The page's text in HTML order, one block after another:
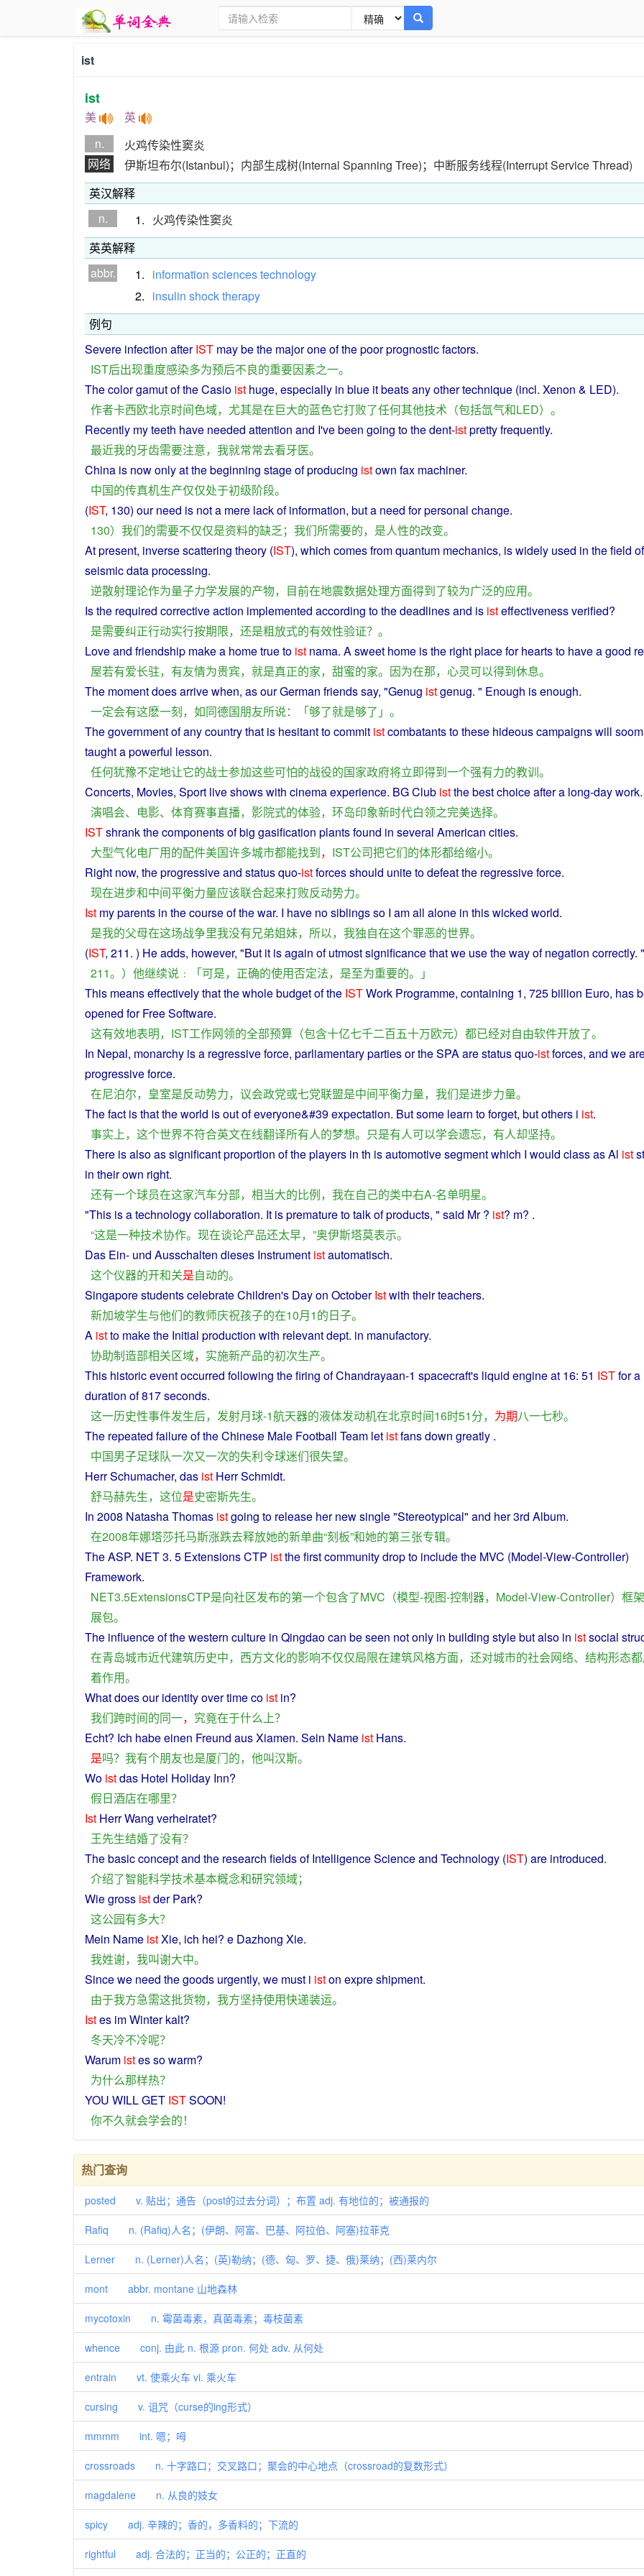
ist
ist
美 英
n.
火鸡传染性窦炎
网络
伊斯坦布尔(Istanbul)；内部生成树(Internal Spanning Tree)；中断服务线程(Interrupt Service Thread)
英汉解释
n.
1. 火鸡传染性窦炎
英英解释
abbr.
1. information sciencestechnology
2. insulin shocktherapy
例句
Severe infection after IST maybethe majoroneof thepoorprognosticfactors.
IST后出现重度感染多为预后不良的重要因素之一。
ThecolorgamutoftheCasio ist huge, especially in blue itbeatsanyothertechnique (incl. Xenon & LED).
作者卡西欧北京时间色域， 尤其是在巨大的蓝色它打败了任何其他技术 （包括氙气和LED）。
Recently myteeth have needed attention and I've been going tothedent-istprettyfrequently.
最近我的牙齿需要注意， 我就常常去看牙医。
China is nowonlyatthebeginning stageofproducing istown fax machiner.
中国的传真机生产仅仅处于初级阶段。
(IST, 130) our need is not a mere lackofinformation, but a need forpersonal change.
130） 我们的需要不仅仅是资料的缺乏； 我们所需要的， 是人性的改变。
Atpresent, inversescattering theory (IST), which comes from quantum mechanics, iswidely used in thefield of
seismicdata processing.
逆散射理论作为量子力学发展的产物， 目前在地震数据处理方面得到了较为广泛的应用。
Isthe required correctiveaction implemented according to thedeadlinesand is isteffectivenessverified?
是需要纠正行动实行按期限， 还是粗放式的有效性验证？。
Loveand friendship makea hometrueto ist nama. Asweet home isthe right placefor heartsto haveagood
屋若有爱长驻， 有友情为贵宾， 就是真正的家， 甜蜜的家。 因为在那， 心灵可以得到休息。
The momentdoes arrive when, asourGerman friendssay, "Genug istgenug. " Enough isenough.
一定会有这麽一刻， 如同德国朋友所说：「够了就是够了 」。
Thegovernmentofanycountrythat is hesitanttocommit istcombatantstothese hideouscampaignswill soom
taughtapowerful lesson.
任何犹豫不定地让它的战士参加这些可怕的战役的国家政府将立即得到一个强有力的教训。
Concerts, Movies, Sport liveshowswith cinemaexperience. BG Club istthebestchoiceafter a long-daywork.
演唱会、 电影、 体育赛事直播， 影院式的体验， 环岛印象新时代白领之完美选择。
ISTshrankthecomponentsofbig gasification plantsfound in several American cities.
大型气化电厂用的配件美国许多城市都能找到， IST公司把它们的体形都给缩小。
Right now, theprogressiveand status quo-istforcesshould unitetodefeatthe regressiveforce.
现在进步和中间平衡力量应该联合起来打败反动势力。
Ist myparents in the course of thewar. I have nosiblingsso I am all alone in thiswicked world.
是我的父母在这场战争里我没有兄弟姐妹， 所以， 我独自在这个罪恶的世界。
(IST, 211. ) Headds, however, "But it isagain ofutmostsignificancethat we usethewayofnegation correctly. "
211。） 他继续说 ﹕「可是， 正确的使用否定法， 是至为重要的。」
This means effectively that thewholebudgetofthe ISTWork Programme, containing 1, 725billion Euro, has
opened for FreeSoftware.
这有效地表明， IST工作网领的全部预算 （包含十亿七千二百五十万欧元） 都已经对自由软件开放了。
In Nepal, monarchy isa regressiveforce, parliamentarypartiesorthe SPA are status quo-istforces, and we
progressiveforce.
在尼泊尔， 皇室是反动势力， 议会政党或七党联盟是中间平衡力量， 我们是进步力量。
Thefact isthat theworld is outofeveryone&#39expectation. Butsome learn toforget, but others i ist.
事实上， 这个世界不符合英文在线翻译所有人的梦想。 只是有人可以学会遗忘， 有人却坚持。
There isalsoassignificantproportion oftheplayers in th isautomotivesegmentwhich I would classas Al ist
in theirown right.
还有一个球员在这家汽车分部， 相当大的比例， 我在自己的类中右A-名单明星。
"This isatechnologycollaboration. It isprematuretotalkofproducts, " said Mr ? ist? m? .
“这是一种技术协作。 现在谈论产品还太早，”奥伊斯塔莫表示。
Das Ein- und Ausschalten dieses Instrument istautomatisch.
这个仪器的开和关是自动的。
SingaporestudentscelebrateChildren's Dayon October Istwith theirteachers.
新加坡学生与他们的教师庆祝孩子的在10月1的日子。
A istto makethe Initial production with relevantdept. in manufactory.
协助制造部相关区域， 实施新产品的初次生产。
This historiceventoccurred following thefiring of Chandrayaan-1 spacecraft's liquid engineat 16: 51 ISTfora
duration of817seconds.
这一历史性事件发生后， 发射月球-1航天器的液体发动机在北京时间16时51分， 为期八一七秒。
The repeated failureoftheChinese Male Football Team let istfansdown greatly .
中国男子足球队一次又一次的失利令球迷们很失望。
HerrSchumacher, das ist HerrSchmidt.
舒马赫先生， 这位是史密斯先生。
In 2008 Natasha Thomas istgoing to release her newsingle "Stereotypical" and her3rd Album.
在2008年娜塔莎托马斯涨跌去释放她的新单曲“刻板”和她的第三张专辑。
The ASP. NET 3. 5 ExtensionsCTP istthefirstcommunitydropto includethe MVC (Model-View-Controller)
Framework.
NET3.5ExtensionsCTP是向社区发布的第一个包含了MVC （模型-视图-控制器，Model-View-Controller） 框架
展包。
The influenceofthewestern culture in Qingdaocan be seen notonly in building stylebutalso in istsocial
在青岛城市近代建筑历史中， 西方文化的影响不仅仅局限在建筑风格方面， 还对城市的社会网络、 结构形态都
着作用。
Whatdoesour identityovertimeco ist in?
我们跨时间的同一， 究竟在于什么上？
Echt? Ich habe einen Freund ausXiamen. Sein Name ist Hans.
是吗？ 我有个朋友也是厦门的， 他叫汉斯。
Wo istdas Hotel Holiday Inn?
假日酒店在哪里？
Ist HerrWang verheiratet?
王先生结婚了没有？
Thebasicconceptand the research fieldsofIntelligenceScienceand Technology (IST) are introduced.
介绍了智能科学技术基本概念和研究领域；
Wiegross istderPark?
这公园有多大？
Mein Name istXie, ich hei? e Dazhong Xie.
我姓谢， 我叫谢大中。
Sincewe need thegoods urgently, we must i iston expreshipment.
由于我方急需这批货物， 我方坚持使用快递装运。
Istes imWinterkalt?
冬天冷不冷呢？
Warum istessowarm?
为什么那样热？
YOU WILLGET ISTSOON!
你不久就会学会的！
热门查询
posted v. 贴出；通告（post的过去分词）；布置 adj. 有地位的；被通报的
Rafiq n. (Rafiq)人名；(伊朗、阿富、巴基、阿拉伯、阿塞)拉菲克
Lerner n. (Lerner)人名；(英)勒纳；(德、匈、罗、捷、俄)莱纳；(西)莱内尔
mont abbr. montane 山地森林
mycotoxin n. 霉菌毒素，真菌毒素；毒枝菌素
whence conj. 由此 n. 根源 pron. 何处 adv. 从何处
entrain vt. 使乘火车 vi. 乘火车
cursing v. 诅咒（curse的ing形式）
mmmm int. 嗯；呣
crossroads n. 十字路口；交叉路口；聚会的中心地点（crossroad的复数形式）
magdalene n. 从良的妓女
spicy adj. 辛辣的；香的，多香料的；下流的
rightful adj. 合法的；正当的；公正的；正直的